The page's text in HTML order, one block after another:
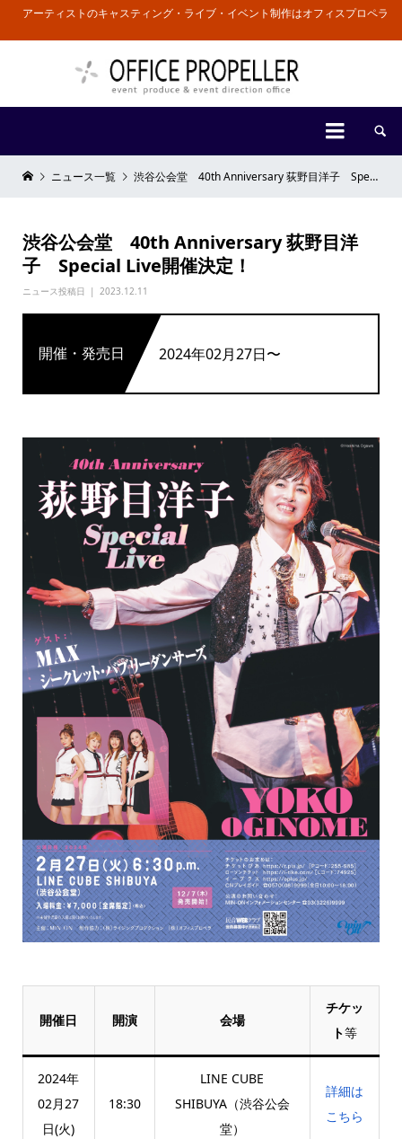
アーティストのキャスティング・ライブ・イベント制作はオフィスプロペラ
 
ニュース一覧 渋谷公会堂 40th Anniversary 荻野目洋子 Special Live開催決定！
渋谷公会堂 40th Anniversary 荻野目洋
子 Special Live開催決定！
ニュース投稿日 2023.12.11
開催・発売日 2024年02月27日〜
開催日 開演 会場
チケッ
ト等
2024年
02月27
日(火)
18:30
LINE CUBE
SHIBUYA（渋谷公会
堂）
詳細は
こちら